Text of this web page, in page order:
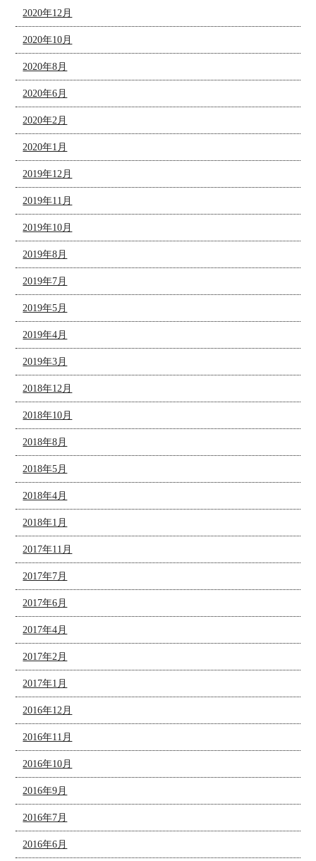
2020年12月
2020年10月
2020年8月
2020年6月
2020年2月
2020年1月
2019年12月
2019年11月
2019年10月
2019年8月
2019年7月
2019年5月
2019年4月
2019年3月
2018年12月
2018年10月
2018年8月
2018年5月
2018年4月
2018年1月
2017年11月
2017年7月
2017年6月
2017年4月
2017年2月
2017年1月
2016年12月
2016年11月
2016年10月
2016年9月
2016年7月
2016年6月